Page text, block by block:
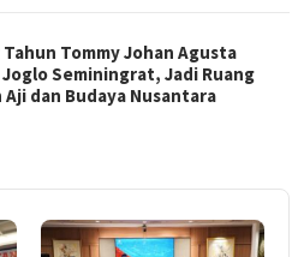
Tommy Johan Agusta
Seminingrat, Jadi Ruang
dan Budaya Nusantara